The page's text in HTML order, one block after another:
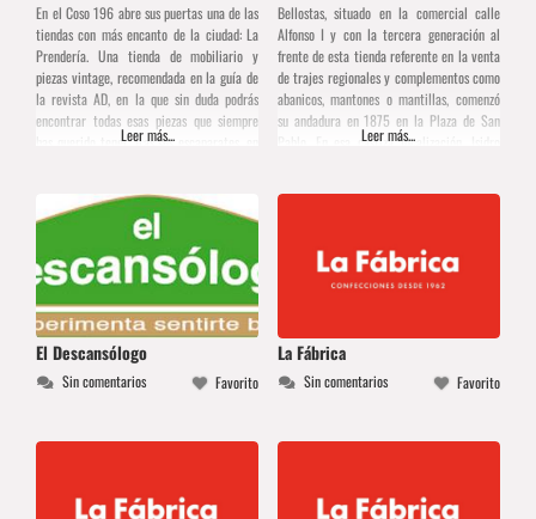
En el Coso 196 abre sus puertas una de las
tiendas con más encanto de la ciudad: La
Prendería. Una tienda de mobiliario y
piezas vintage, recomendada en la guía de
la revista AD, en la que sin duda podrás
encontrar todas esas piezas que siempre
has querido tener. Tras sus escaparates, en
Leer más...
Bellostas, situado en la comercial calle
Alfonso I y con la tercera generación al
frente de esta tienda referente en la venta
de trajes regionales y complementos como
abanicos, mantones o mantillas, comenzó
su andadura en 1875 en la Plaza de San
Pablo. En esa castiza localización, Isidro
Leer más...
El Descansólogo
Sin comentarios Favorito
La Fábrica
Sin comentarios Favorito